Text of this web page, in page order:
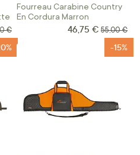
€
Fourreau Carabine Country
En Cordura Marron
Prix Spécial
46,75 € Prix
55,00 €
-15%